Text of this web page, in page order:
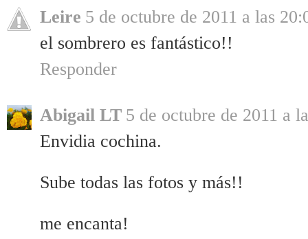
Leire 5 de octubre de 2011 a las
el sombrero es fantástico!!
Responder
Abigail LT 5 de octubre de 2011 a
Envidia cochina.
Sube todas las fotos y más!!
me encanta!